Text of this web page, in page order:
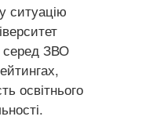
ситуацію
серед ЗВО
освітнього